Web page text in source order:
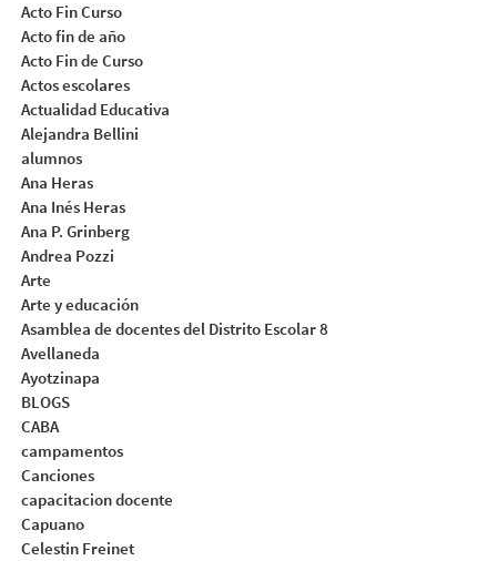
Acto Fin Curso
Acto fin de año
Acto Fin de Curso
Actos escolares
Actualidad Educativa
Alejandra Bellini
alumnos
Ana Heras
Ana Inés Heras
Ana P. Grinberg
Andrea Pozzi
Arte
Arte y educación
Asamblea de docentes del Distrito Escolar 8
Avellaneda
Ayotzinapa
BLOGS
CABA
campamentos
Canciones
capacitacion docente
Capuano
Celestin Freinet